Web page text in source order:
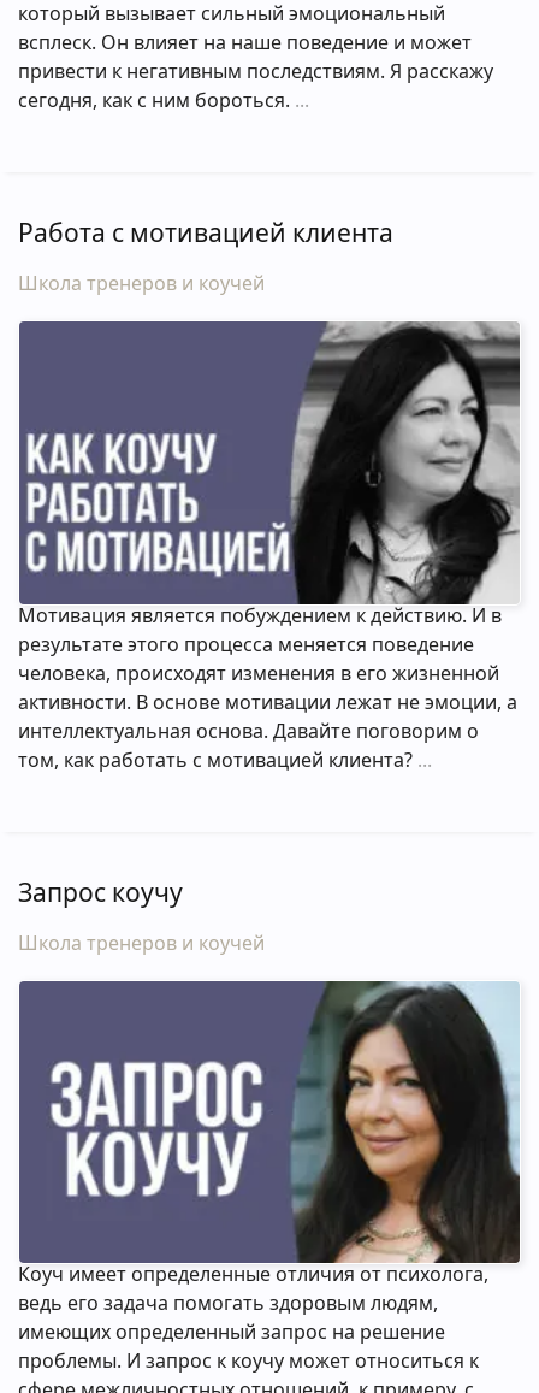
который вызывает сильный эмоциональный
всплеск. Он влияет на наше поведение и может
привести к негативным последствиям. Я расскажу
сегодня, как с ним бороться.
Работа с мотивацией клиента
Школа тренеров и коучей
Мотивация является побуждением к действию. И в
результате этого процесса меняется поведение
человека, происходят изменения в его жизненной
активности. В основе мотивации лежат не эмоции, а
интеллектуальная основа. Давайте поговорим о
том, как работать с мотивацией клиента?
Запрос коучу
Школа тренеров и коучей
Коуч имеет определенные отличия от психолога,
ведь его задача помогать здоровым людям,
имеющих определенный запрос на решение
проблемы. И запрос к коучу может относиться к